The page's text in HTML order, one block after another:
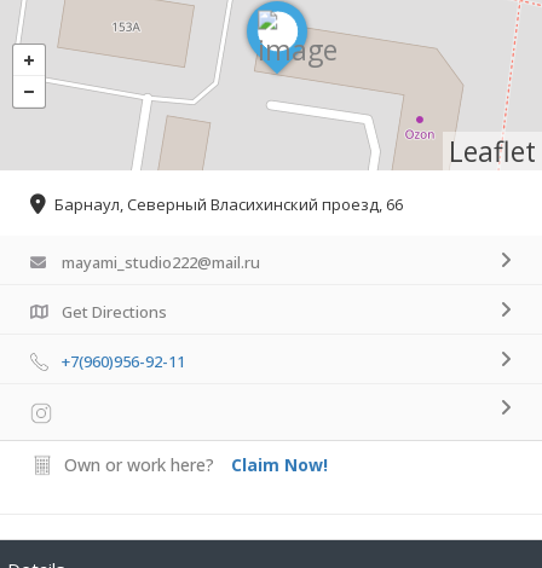
Leaflet
Барнаул, Северный Власихинский проезд, 66
mayami_studio222@mail.ru
Get Directions
+7(960)956-92-11
Own or work here? Claim Now!